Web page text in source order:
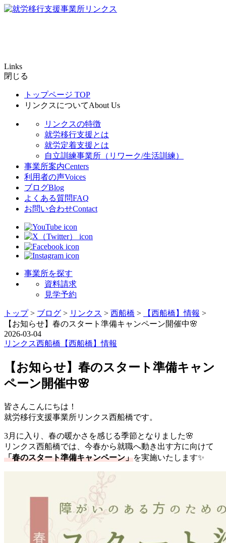
Links
閉じる
トップページ TOP
リンクスについてAbout Us
リンクスの特徴
就労移行支援とは
就労定着支援とは
自立訓練事業所（リワーク/生活訓練）
事業所案内Centers
利用者の声Voices
ブログBlog
よくある質問FAQ
お問い合わせContact
事業所を探す
資料請求
見学予約
トップ> ブログ > リンクス > 西船橋 > 【西船橋】情報 >
【お知らせ】春のスタート準備キャンペーン開催中🌸
2026-03-04
リンクス西船橋 【西船橋】情報
【お知らせ】春のスタート準備キャン
ペーン開催中🌸
皆さんこんにちは！
就労移行支援事業所リンクス西船橋です。
3月に入り、春の暖かさを感じる季節となりました🌸
リンクス西船橋では、今春から就職へ動き出す方に向けて
「春のスタート準備キャンペーン」を実施いたします✨️